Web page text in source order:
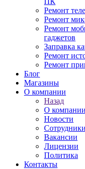
Ремонт
Ремонт
Ремонт
гаджетов
Заправка
Ремонт
Ремонт
Блог
Магазины
О компании
Назад
О компании
Новости
Сотрудники
Вакансии
Лицензии
Политика
Контакты